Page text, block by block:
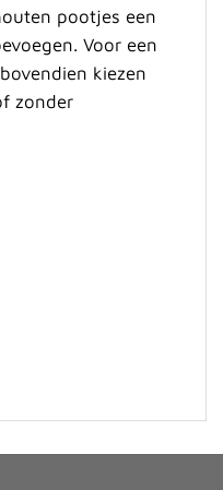
pootjes een
Voor een
kiezen
zonder